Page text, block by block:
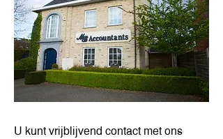
U kunt vrijblijvend contact met ons